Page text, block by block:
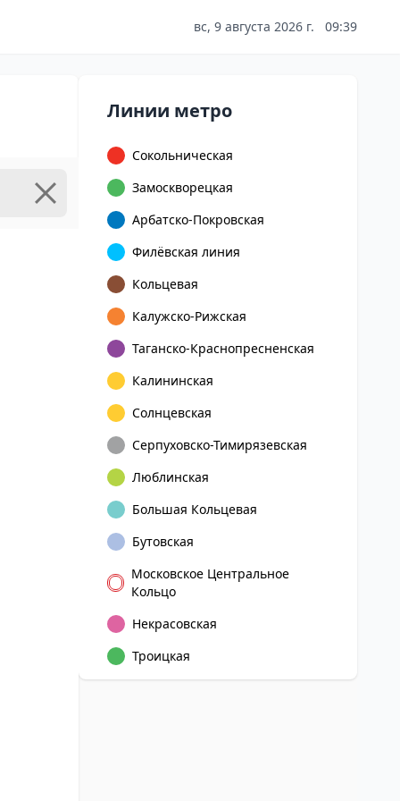
вс, 9 августа 2026 г. 09:39
Линии метро
Сокольническая
Замоскворецкая
Арбатско-Покровская
Филёвская линия
Кольцевая
Калужско-Рижская
Таганско-Краснопресненская
Калининская
Солнцевская
Серпуховско-Тимирязевская
Люблинская
Большая Кольцевая
Бутовская
Московское Центральное
Кольцо
Некрасовская
Троицкая